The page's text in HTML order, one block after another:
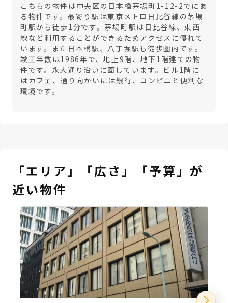
こちらの物件は中央区の日本橋茅場町1-12-2でにあ
る物件です。最寄り駅は東京メトロ日比谷線の茅場
町駅から徒歩1分です。茅場町駅は日比谷線、東西
線など利用することができるためアクセスに優れて
います。また日本橋駅、八丁堀駅も徒歩圏内です。
竣工年数は1986年で、地上9階、地下1階建ての物
件です。永大通り沿いに面しています。ビル1階に
はカフェ、通り向かいには銀行、コンビニと便利な
環境です。
「エリア」「広さ」「予算」が
近い物件